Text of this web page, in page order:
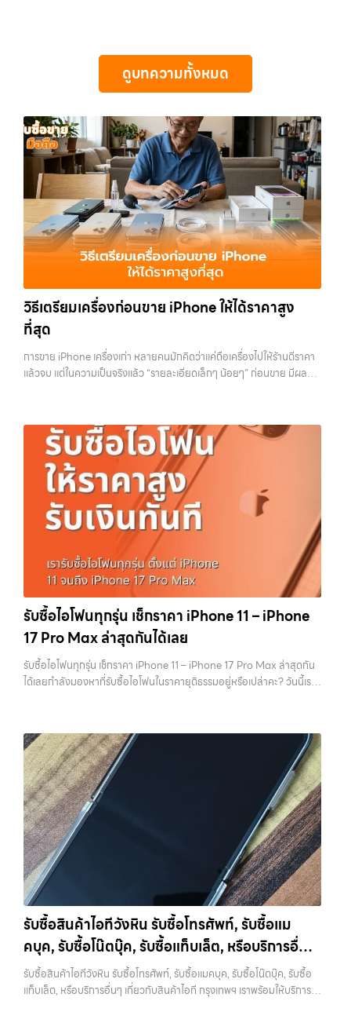
วังหินไม่ว่าคุณจะต้องการ รับซื้อโทรศัพท์, รับซื้อแมคบุค, รับซื้อโน๊ตบุ๊ค, รับ
ซื้อแท็บเล็ต, หรือบริการอื่นๆ เกี่ยวกับสินค้าไอที กรุงเทพฯ – เราพร้อมให้
บริการครบวงจร บริการของเรา…
เน้น โปร่งใส มั่นใจได้ และจ่ายเงินทันทีเมื่อตกลงซื้อขายสำเร็จ บริการของเรา
ครอบคลุมทั้ง iPhone สายใหม่-เก่า, Samsung ทุกรุ่น, iPad และแท็บเล็ต
ทุกแบรนด์ เรารับถึงแม้จะอยู่ในสภาพใช้งานแล้ว ตกแต่งแล้ว หรือมีรอยบ้าง
เพราะมูลค่าของเครื่องไม่ได้ขึ้นอยู่แค่ยี่ห้อ แต่ขึ้นอยู่กับสภาพจริง ความครบ
ชุด และความสะดวกในการขายของคุณ เราจึงตั้งใจให้บริการในเขต
ลาดพร้าว, รัชดา, บางรัก, แจ้งวัฒนะ, บางแค, วัชรพล, รามอินทรา, บางนา,
บางพลี, เกษตรนวมินทร์, เสนานิคม, วังหิน อย่างเต็มที่ ไม่ว่าคุณจะค้นหาคำ
ว่า “รับซื้อมือถือใกล้ฉัน”, “รับซื้อโทรศัพท์มือสองกรุงเทพ”, “ขาย iPad ได้
ราคา”, “รับซื้อแท็บเล็ต กรุงเทพถึงที่”, หรือ “รับซื้อ Samsung มือสอง
ราคาสูง” — ที่นี่คือคำตอบ เพราะบริการของเรามุ่งตรงให้คุณได้รับราคาและ
ความสะดวกสบายที่เหนือกว่า เลือกเราแล้วคุณจะได้บริการที่คุณไว้วางใจ
พร้อมทีมงานที่พร้อมอำนวยความสะดวก นัดรับถึงที่ ตรวจสภาพอย่างมือ
อาชีพ และจ่ายเงินทันที ทั้งหมดนี้เพื่อให้การขายอุปกรณ์ของคุณเป็นเรื่อง
ง่ายขึ้น ดีกว่า รวดเร็วกว่า และคุ้มค่ากว่า ทำไมต้องเลือกเรา ผู้เชี่ยวชาญด้าน
การให้บริการ รับซื้อมือถือ iPhone, Samsung, ไอแพด แท็บเล็ตทุกยี่ห้อ ใน
ราคาสูง พร้อมจ่ายเงินทันที โดยเน้นบริการในพื้นที่ ลาดพร้าว, รัชดา,
บางรัก, แจ้งวัฒนะ, บางแค, วัชรพล, รามอินทรา, รวมถึง บางนา, บางพลี,
เกษตรนวมินทร์, เสนานิคม, วังหินไม่ว่าคุณจะต้องการ รับซื้อโทรศัพท์, รับ
ซื้อแมคบุค, รับซื้อโน๊ตบุ๊ค, รับซื้อแท็บเล็ต, หรือบริการอื่นๆ เกี่ยวกับสินค้า
ไอที กรุงเทพฯ – เราพร้อมให้บริการครบวงจร บริการของเรา เราให้บริการ
- ไม่ว่าจะเป็นเครื่องใหม่ เครื่องใช้งาน หรือเครื่องที่มีตำหนิเล็กน้อย เรารับซื้อ
ราคายุติธรรม - ประเมินราคาตามสภาพเครื่องจริง ให้ราคาสูงถึง
70% ของราคาตลาดมือสอง
รวดเร็วทันใจ - ประเมินและจ่ายเงินทันที ไม่
ได้
รับซื้อถึงที่ - มีบริการรับซื้อถึงบ้านในกรุงเทพและปริมณฑลเช็กราคา
รับซื้อ iPhone แต่ละรุ่นมาดูกันว่าแต่ละรุ่นเรารับซื้อในราคาเท่าไหร่บ้าง
(ราคาอัพเดทล่าสุดเดือนพฤศจิกายน 2024)
iPhone 11 (ปี
2019)iPhone 11 เป็นรุ่นที่ได้รับความนิยมมากในตอนที่เปิดตัว มาพร้อม
กล้องคู่ ชิป A13 Bionic และหน้าจอ Liquid Retina ขนาด 6.1 นิ้ว แม้จะ
เป็นรุ่นที่ออกมาได้สักระยะแล้ว แต่ก็ยังใช้งานได้ดีและรองรับ iOS เวอร์ชัน
ล่าสุดราคารับซื้อ iPhone 11:iPhone 11 64GB รับซื้อได้ที่ 7,000 บาท
ราคาตลาดมือสอง: 10,000 บาทiPhone 11 128GB รับซื้อได้ที่ 8,400
บาทราคาตลาดมือสอง: 12,000 บาทiPhone 11 256GB รับซื้อได้ที่ 9,100
บาทราคาตลาดมือสอง: 13,000 บาท
iPhone 11 Pro / Pro Max (ปี
2019)รุ่น Pro มาพร้อมกล้องสามตัว จอ Super Retina XDR และวัสดุส
แตนเลสสตีล ให้ความรู้สึกพรีเมียมและทนทานกว่าราคารับซื้อ iPhone 11
Pro:iPhone 11 Pro 64GB รับซื้อได้ที่ 10,500 บาทราคาตลาดมือสอง:
15,000 บาทiPhone 11 Pro 128GB รับซื้อได้ที่ 11,900 บาทราคาตลาด
มือสอง: 17,000 บาทiPhone 11 Pro 256GB รับซื้อได้ที่ 13,300 บาท
ราคาตลาดมือสอง: 19,000 บาทราคารับซื้อ iPhone 11 Pro
ราคาตลาดมือสอง: 20,000 บาทiPhone 11 Pro Max 256GB รับซื้อ
ได้ที่ 15,400 บาทราคาตลาดมือสอง: 22,000 บาท
iPhone 12 / 12
mini (ปี 2020)iPhone 12 เป็นรุ่นแรกที่รองรับ 5G พร้อมดีไซน์ขอบ
เหลี่ยมสไตล์ใหม่ที่กลับมาอีกครั้ง มาพร้อมชิป A14 Bionic และกล้องคู่ที่ดี
ขึ้นราคารับซื้อ iPhone 12:iPhone 12 64GB รับซื้อได้ที่ 8,750 บาทราคา
ตลาดมือสอง: 12,500 บาทiPhone 12 128GB…
ดูบทความทั้งหมด
วิธีเตรียมเครื่องก่อนขาย iPhone ให้ได้ราคาสูง
ที่สุด
การขาย iPhone เครื่องเก่า หลายคนมักคิดว่าแค่ถือเครื่องไปให้ร้านตีราคา
แล้วจบ แต่ในความเป็นจริงแล้ว “รายละเอียดเล็กๆ น้อยๆ” ก่อนขาย มีผลต่อ
เครื่องก่อนขาย บทความนี้จะพาไปดูวิธีเตรียม iPhone แบบครบทุกขั้นตอน
ตั้งแต่เรื่องพื้นฐานไปจนถึงเทคนิคที่ช่วยเพิ่มมูลค่าเครื่องแบบที่หลายคนมอง
ข้าม หากทำครบทุกข้อ โอกาสที่จะได้ราคาดีขึ้นมีสูงอย่างชัดเจน ทำไมการเต
รียมเครื่องถึงสำคัญ ก่อนจะไปดูวิธี เราต้องเข้าใจก่อนว่าทำไมร้านรับซื้อถึง
ให้ความสำคัญกับรายละเอียดเหล่านี้ สำหรับร้านหรือผู้รับซื้อ iPhone สิ่งที่
เขามองคือ “ความพร้อมในการขายต่อ” หากเครื่องที่รับมาสามารถนำไปขาย
ต่อได้ทันทีโดยไม่ต้องเสียเวลาแก้ไข ไม่ต้องลบข้อมูล ไม่ต้องซ่อมเพิ่ม ความ
เสี่ยงก็จะต่ำลง และนั่นทำให้เขากล้ารับในราคาที่สูงขึ้น ในทางกลับกัน ถ้า
เครื่องยังมีข้อมูลค้างอยู่ ติด iCloud หรือสภาพดูไม่เรียบร้อย ร้านจะต้อง
เสียเวลาและต้นทุนเพิ่ม สิ่งเหล่านี้จะถูกนำไปหักออกจากราคาที่เสนอให้กับ
คุณโดยตรง 1. สำรองข้อมูลให้เรียบร้อยก่อนล้างเครื่อง ขั้นตอนแรกที่ควร
ทำเสมอคือการสำรองข้อมูล เพราะหลังจากล้างเครื่องแล้ว ข้อมูลทั้งหมดจะ
ไม่สามารถกู้คืนได้อีก ไม่ว่าจะเป็นรูปภาพ รายชื่อ เบอร์โทร หรือแชทต่างๆ
หลายคนมักรีบล้างเครื่องเพราะอยากขายเร็ว แต่สุดท้ายต้องกลับมาเสีย
พลาดที่ไม่ควรเกิดขึ้นเลย คุณสามารถสำรองข้อมูลได้ผ่าน iCloud หรือผ่าน
คอมพิวเตอร์ก็ได้ หากต้องการความสะดวก iCloud จะเป็นตัวเลือกที่ง่าย
คิดว่าเรียบร้อย เพราะถ้าพลาดขึ้นมา จะไม่สามารถย้อนกลับไปแก้ไขได้อีก 2.
ออกจาก iCloud และ Apple ID ให้สมบูรณ์ ขั้นตอนนี้ถือว่าสำคัญที่สุดใน
การขาย iPhone หากยังมี Apple ID อยู่ในเครื่อง จะทำให้เกิดสิ่งที่เรียกว่า
Activation Lock ซึ่งทำให้ไม่สามารถใช้งานเครื่องต่อได้ ในมุมของร้านรับ
ซื้อ เครื่องที่ติด iCloud มีความเสี่ยงสูง เพราะไม่สามารถนำไปขายต่อได้
ทันที บางร้านอาจไม่รับซื้อเลย หรือถ้ารับก็จะกดราคาลงอย่างมาก การออก
จาก iCloud ทำได้ไม่ยาก เพียงเข้าไปที่การตั้งค่า กดชื่อบัญชีของตัวเอง
แล้วเลือกออกจากระบบ จากนั้นใส่รหัสผ่านเพื่อยืนยัน หลังจากออกแล้ว
ควรตรวจสอบอีกครั้งว่าหน้า Settings ไม่มีชื่อบัญชีของคุณเหลืออยู่ เพื่อ
ให้มั่นใจว่าเครื่องพร้อมสำหรับผู้ใช้งานใหม่จริงๆ 3. รีเซ็ตเครื่องให้เหมือน
เครื่องใหม่ เมื่อสำรองข้อมูลและออกจาก iCloud เรียบร้อยแล้ว ขั้นตอนต่อ
ไปคือการรีเซ็ตเครื่องให้เป็นค่าเริ่มต้นจากโรงงาน การรีเซ็ตจะช่วยลบข้อมูล
ทั้งหมดออกจากเครื่อง ทำให้เครื่องอยู่ในสภาพเหมือนใหม่ ซึ่งเป็นสิ่งที่ผู้ซื้อ
หรือร้านต้องการมากที่สุด เพราะสามารถนำไปใช้งานต่อได้ทันที ขั้นตอนนี้ยัง
ช่วยสร้างความมั่นใจให้กับผู้รับซื้อว่าไม่มีข้อมูลส่วนตัวหลงเหลืออยู่ ลด
ความกังวลในเรื่องความปลอดภัย ควรระวังว่าการรีเซ็ตควรทำหลังจาก
ออก iCloud แล้วเท่านั้น หากทำสลับขั้นตอน อาจทำให้เครื่องติดล็อกและ
รับซื้อไอโฟนทุกรุ่น เช็กราคา iPhone 11 – iPhone
17 Pro Max ล่าสุดกันได้เลย
รับซื้อไอโฟนทุกรุ่น เช็กราคา iPhone 11 – iPhone 17 Pro Max ล่าสุดกัน
ได้เลยกำลังมองหาที่รับซื้อไอโฟนในราคายุติธรรมอยู่หรือเปล่าคะ? วันนี้เรา
ราคาในตลาดมือสอง เรายังมีบริการที่รวดเร็ว และจ่ายเงินสดทันที ไม่มีค่า
ธรรมเนียมซ่อนเร้นค่ะ ทำไมต้องขายไอโฟนกับเรา?
รับซื้อทุกรุ่น ทุกสภาพ
- ไม่ว่าจะเป็นเครื่องใหม่ เครื่องใช้งาน หรือเครื่องที่มีตำหนิเล็กน้อย เรารับซื้อ
หมด
ราคายุติธรรม - ประเมินราคาตามสภาพเครื่องจริง ให้ราคาสูงถึง
70% ของราคาตลาดมือสอง
รวดเร็วทันใจ - ประเมินและจ่ายเงินทันที ไม่
ต้องรอนาน
ปลอดภัย 100% - มีหน้าร้านจริง บริการโปร่งใส ตรวจสอบ
ได้
รับซื้อถึงที่ - มีบริการรับซื้อถึงบ้านในกรุงเทพและปริมณฑลเช็กราคา
รับซื้อ iPhone แต่ละรุ่นมาดูกันว่าแต่ละรุ่นเรารับซื้อในราคาเท่าไหร่บ้าง
(ราคาอัพเดทล่าสุดเดือนพฤศจิกายน 2024)
iPhone 11 (ปี
2019)iPhone 11 เป็นรุ่นที่ได้รับความนิยมมากในตอนที่เปิดตัว มาพร้อม
กล้องคู่ ชิป A13 Bionic และหน้าจอ Liquid Retina ขนาด 6.1 นิ้ว แม้จะ
เป็นรุ่นที่ออกมาได้สักระยะแล้ว แต่ก็ยังใช้งานได้ดีและรองรับ iOS เวอร์ชัน
ล่าสุดราคารับซื้อ iPhone 11:iPhone 11 64GB รับซื้อได้ที่ 7,000 บาท
ราคาตลาดมือสอง: 10,000 บาทiPhone 11 128GB รับซื้อได้ที่ 8,400
บาทราคาตลาดมือสอง: 13,000 บาท
iPhone 11 Pro / Pro Max (ปี
2019)รุ่น Pro มาพร้อมกล้องสามตัว จอ Super Retina XDR และวัสดุส
รับซื้อสินค้าไอทีวังหิน รับซื้อโทรศัพท์, รับซื้อแม
คบุค, รับซื้อโน๊ตบุ๊ค, รับซื้อแท็บเล็ต, หรือบริการอื่นๆ
เกี่ยวกับสินค้าไอที กรุงเทพฯ เราพร้อมให้บริการครบ
วงจร
รับซื้อสินค้าไอทีวังหิน รับซื้อโทรศัพท์, รับซื้อแมคบุค, รับซื้อโน๊ตบุ๊ค, รับซื้อ
แท็บเล็ต, หรือบริการอื่นๆ เกี่ยวกับสินค้าไอที กรุงเทพฯ เราพร้อมให้บริการ